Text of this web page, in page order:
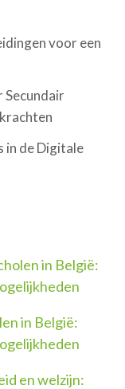
voor een
Secundair
in de Digitale
in België:
in België:
en welzijn: